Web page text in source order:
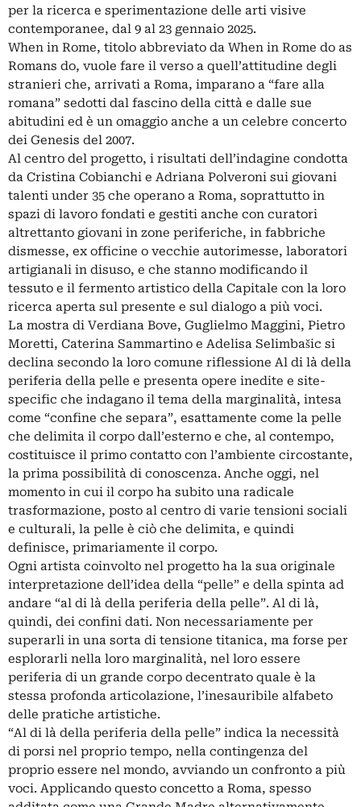
per la ricerca e sperimentazione delle arti visive
contemporanee, dal 9 al 23 gennaio 2025.
When in Rome, titolo abbreviato da When in Rome do as
Romans do, vuole fare il verso a quell’attitudine degli
stranieri che, arrivati a Roma, imparano a “fare alla
romana” sedotti dal fascino della città e dalle sue
abitudini ed è un omaggio anche a un celebre concerto
dei Genesis del 2007.
Al centro del progetto, i risultati dell’indagine condotta
da Cristina Cobianchi e Adriana Polveroni sui giovani
talenti under 35 che operano a Roma, soprattutto in
spazi di lavoro fondati e gestiti anche con curatori
altrettanto giovani in zone periferiche, in fabbriche
dismesse, ex officine o vecchie autorimesse, laboratori
artigianali in disuso, e che stanno modificando il
tessuto e il fermento artistico della Capitale con la loro
ricerca aperta sul presente e sul dialogo a più voci.
La mostra di Verdiana Bove, Guglielmo Maggini, Pietro
Moretti, Caterina Sammartino e Adelisa Selimbašic si
declina secondo la loro comune riflessione Al di là della
periferia della pelle e presenta opere inedite e site-
specific che indagano il tema della marginalità, intesa
come “confine che separa”, esattamente come la pelle
che delimita il corpo dall’esterno e che, al contempo,
costituisce il primo contatto con l’ambiente circostante,
la prima possibilità di conoscenza. Anche oggi, nel
momento in cui il corpo ha subito una radicale
trasformazione, posto al centro di varie tensioni sociali
e culturali, la pelle è ciò che delimita, e quindi
definisce, primariamente il corpo.
Ogni artista coinvolto nel progetto ha la sua originale
interpretazione dell’idea della “pelle” e della spinta ad
andare “al di là della periferia della pelle”. Al di là,
quindi, dei confini dati. Non necessariamente per
superarli in una sorta di tensione titanica, ma forse per
esplorarli nella loro marginalità, nel loro essere
periferia di un grande corpo decentrato quale è la
stessa profonda articolazione, l’inesauribile alfabeto
delle pratiche artistiche.
“Al di là della periferia della pelle” indica la necessità
di porsi nel proprio tempo, nella contingenza del
proprio essere nel mondo, avviando un confronto a più
voci. Applicando questo concetto a Roma, spesso